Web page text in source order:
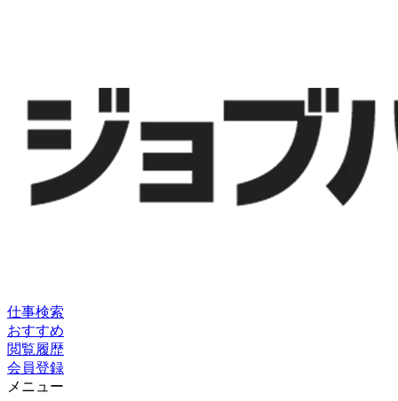
仕事検索
おすすめ
閲覧履歴
会員登録
メニュー